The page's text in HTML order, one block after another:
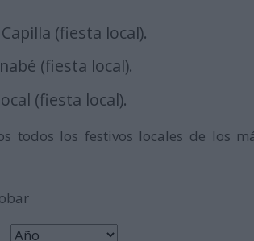
(fiesta local).
(fiesta local).
(fiesta local).
todos los festivos locales de los